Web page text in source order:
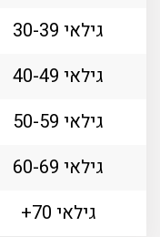
גילאי 30-39
גילאי 40-49
גילאי 50-59
גילאי 60-69
גילאי 70+